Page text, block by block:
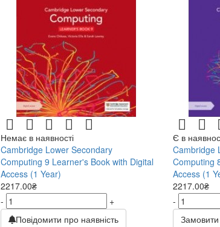
Немає в наявності
Cambridge Lower Secondary
Computing 9 Learner's Book with Digital
Access (1 Year)
2217.00₴
-
+
Повідомити про наявність
Є в
Cambridge
Computing
Access (1
2217.00₴
-
Замовити